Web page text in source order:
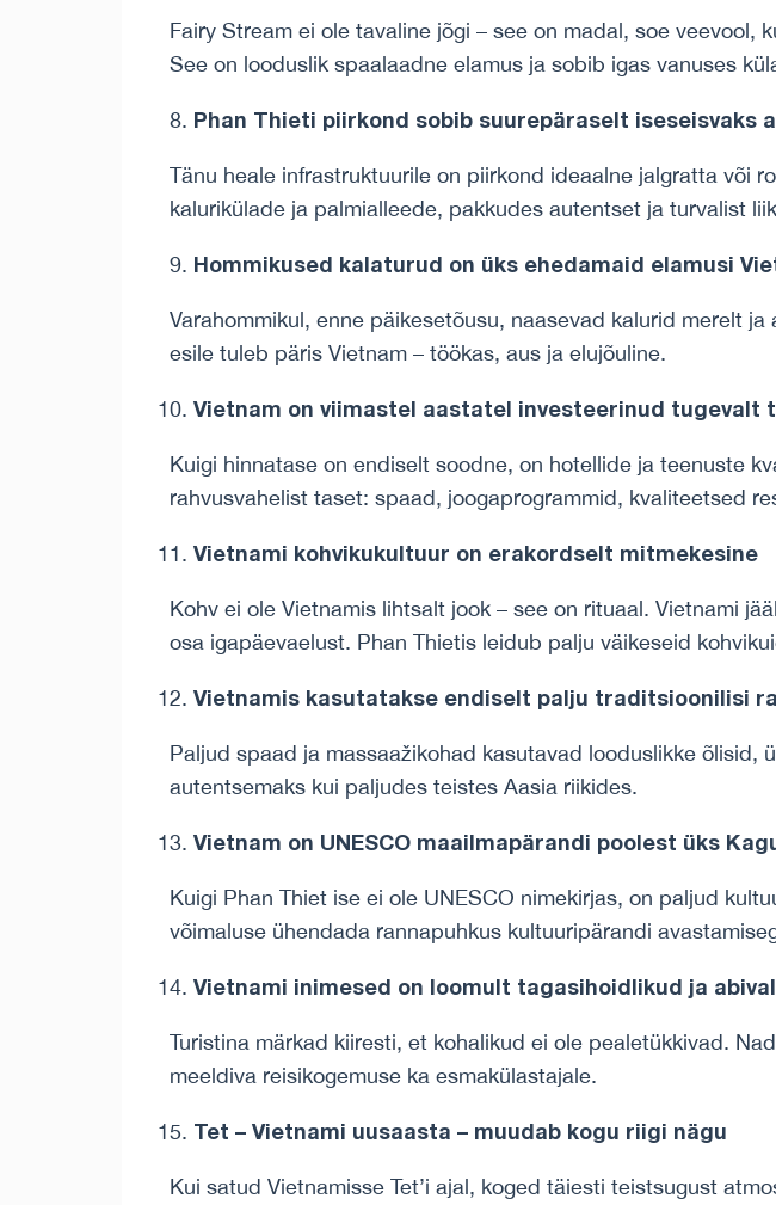
Fairy Stream ei ole tavaline jõgi – see on madal, soe
See on looduslik spaalaadne elamus ja sobib igas vanuses
Phan Thieti piirkond sobib suurepäraselt iseseisvaks
Tänu heale infrastruktuurile on piirkond ideaalne jalgratta või
kalurikülade ja palmialleede, pakkudes autentset ja turvalist
Hommikused kalaturud on üks ehedamaid elamusi
Varahommikul, enne päikesetõusu, naasevad kalurid merelt
esile tuleb päris Vietnam – töökas, aus ja elujõuline.
Vietnam on viimastel aastatel investeerinud tugevalt
Kuigi hinnatase on endiselt soodne, on hotellide ja teenuste
rahvusvahelist taset: spaad, joogaprogrammid, kvaliteetsed
Vietnami kohvikukultuur on erakordselt mitmekesine
Kohv ei ole Vietnamis lihtsalt jook – see on rituaal. Vietnami
osa igapäevaelust. Phan Thietis leidub palju väikeseid
Vietnamis kasutatakse endiselt palju traditsioonilisi
Paljud spaad ja massaažikohad kasutavad looduslikke
autentsemaks kui paljudes teistes Aasia riikides.
Vietnam on UNESCO maailmapärandi poolest üks
Kuigi Phan Thiet ise ei ole UNESCO nimekirjas, on paljud
võimaluse ühendada rannapuhkus kultuuripärandi
Vietnami inimesed on loomult tagasihoidlikud ja
Turistina märkad kiiresti, et kohalikud ei ole pealetükkivad.
meeldiva reisikogemuse ka esmakülastajale.
Tet – Vietnami uusaasta – muudab kogu riigi nägu
Kui satud Vietnamisse Tet’i ajal, koged täiesti teistsugust